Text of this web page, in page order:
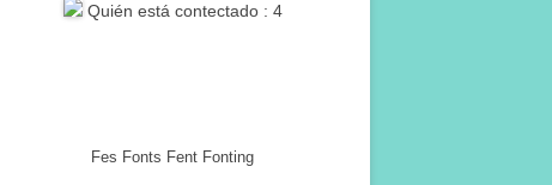
Quién está contectado : 4
Fes Fonts Fent Fonting